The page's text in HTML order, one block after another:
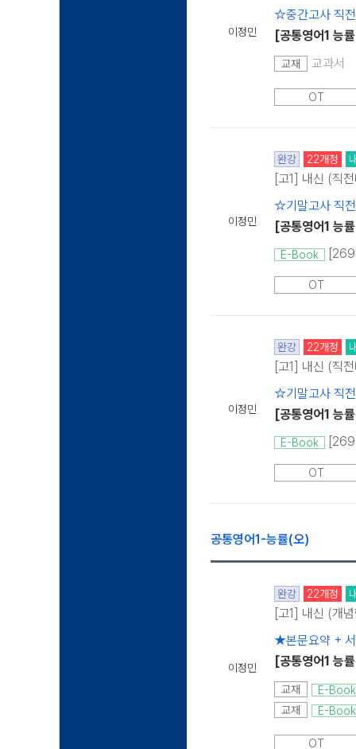
이정민
☆중간고사 직
[공통영어1 능
교재 교과서
OT
이정민
완강 22개정
[고1] 내신 (직
☆기말고사 직
[공통영어1 능
E-Book
OT
이정민
완강 22개정
[고1] 내신 (직
☆기말고사 직
[공통영어1 능
E-Book
OT
공통영어1-능률(오)
이정민
완강 22개정
[고1] 내신 (개
★본문요약 +
[공통영어1 능
교재
E-Book
교재
E-Book
OT